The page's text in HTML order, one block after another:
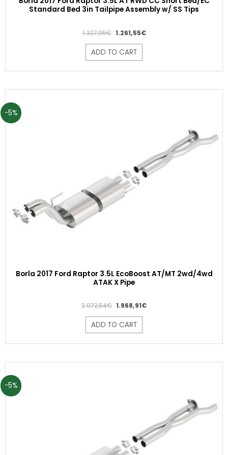
Standard Bed 3in Tailpipe Assembly w/ SS Tips
1.327,95€ 1.261,55€
ADD TO CART
-5%
Borla 2017 Ford Raptor 3.5L EcoBoost AT/MT 2wd/4wd
ATAK X Pipe
2.072,54€ 1.968,91€
ADD TO CART
-5%